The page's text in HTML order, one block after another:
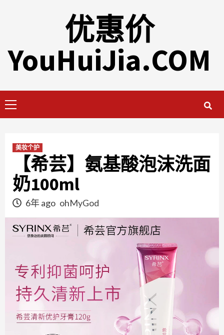
优惠价
YouHuiJia.COM
Menu
美妆个护
【希芸】氨基酸泡沫洗面
奶100ml
6年 ago ohMyGod